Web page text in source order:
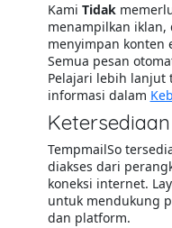
Kami Tidak
menampilkan iklan,
menyimpan konten
Semua pesan
Pelajari lebih lanjut
informasi dalam
TempmailSo
diakses dari
koneksi internet.
untuk mendukung
dan platform.